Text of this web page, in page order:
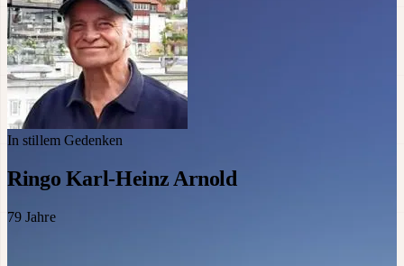
In stillem Gedenken
Ringo Karl-Heinz Arnold
79 Jahre